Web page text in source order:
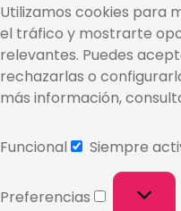
Utilizamos cookies para
el tráfico y mostrarte
relevantes. Puedes
rechazarlas o
más información,
Funcional Siempre
Preferencias